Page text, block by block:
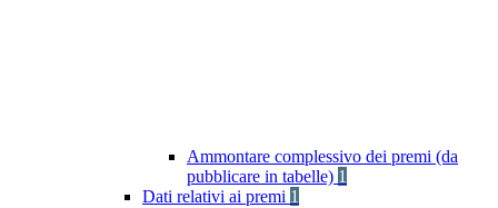
Ammontare complessivo dei premi (da
pubblicare in tabelle) 1
Dati relativi ai premi 1